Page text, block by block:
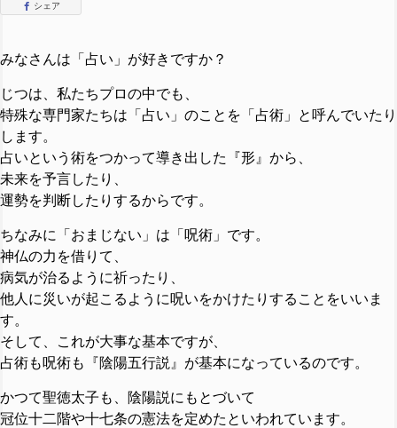
シェア
みなさんは「占い」が好きですか？
じつは、私たちプロの中でも、
特殊な専門家たちは「占い」のことを「占術」と呼んでいたり
します。
占いという術をつかって導き出した『形』から、
未来を予言したり、
運勢を判断したりするからです。
ちなみに「おまじない」は「呪術」です。
神仏の力を借りて、
病気が治るように祈ったり、
他人に災いが起こるように呪いをかけたりすることをいいま
す。
そして、これが大事な基本ですが、
占術も呪術も『陰陽五行説』が基本になっているのです。
かつて聖徳太子も、陰陽説にもとづいて
冠位十二階や十七条の憲法を定めたといわれています。